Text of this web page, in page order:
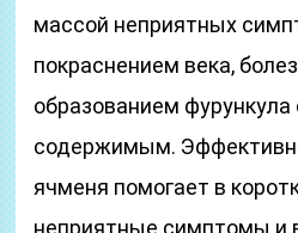
массой неприятных
покраснением века,
образованием
содержимым.
ячменя помогает в
неприятные симптомы и